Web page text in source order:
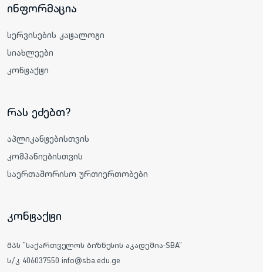
ინფორმაცია
სერვისების კატალოგი
სიახლეები
კონტაქტი
რას ეძებთ?
აპლიკანტებისთვის
კომპანიებისთვის
საერთაშორისო ურთიერთობები
კონტაქტი
შპს "საქართველოს ბიზნესის აკადემია-SBA"
ს/კ 406037550 info@sba.edu.ge